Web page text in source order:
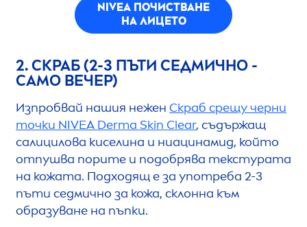
NIVEA ПОЧИСТВАНЕ
НА ЛИЦЕТО
2. СКРАБ (2-3 ПЪТИ СЕДМИЧНО -
САМО ВЕЧЕР)
Изпробвай нашия нежен Скраб срещу черни
точки NIVEA Derma Skin Clear, съдържащ
салицилова киселина и ниацинамид, който
отпушва порите и подобрява текстурата
на кожата. Подходящ е за употреба 2-3
пъти седмично за кожа, склонна към
образуване на пъпки.